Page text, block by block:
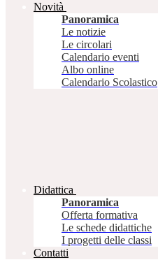
Novità
Panoramica
Le notizie
Le circolari
Calendario eventi
Albo online
Calendario Scolastico
Didattica
Panoramica
Offerta formativa
Le schede didattiche
I progetti delle classi
Contatti